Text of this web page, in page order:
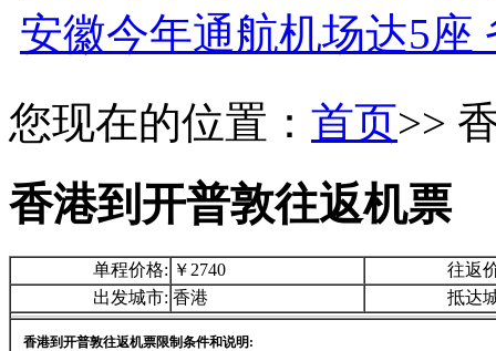
安徽今年通航机场达5座
您现在的位置： 首页>>
香港到开普敦往返机票
单程价格: ￥2740
往返
出发城市: 香港 抵达
香港到开普敦往返机票限制条件和说明: